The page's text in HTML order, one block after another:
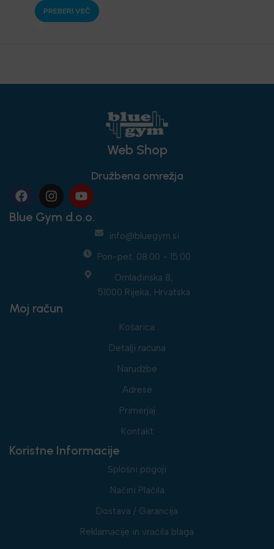
PREBERI VEČ
Web Shop
Družbena omrežja
Blue Gym d.o.o.
info@bluegym.si
Pon-pet: 08:00 - 15:00
Omladinska 8,
51000 Rijeka, Hrvatska
Moj račun
Košarica
Detalji računa
Narudžbe
Adrese
Primerjaj
Kontakt
Koristne Informacije
Splošni pogoji
Načini Plačila
Dostava / Garancija
Reklamacije in vračila blaga